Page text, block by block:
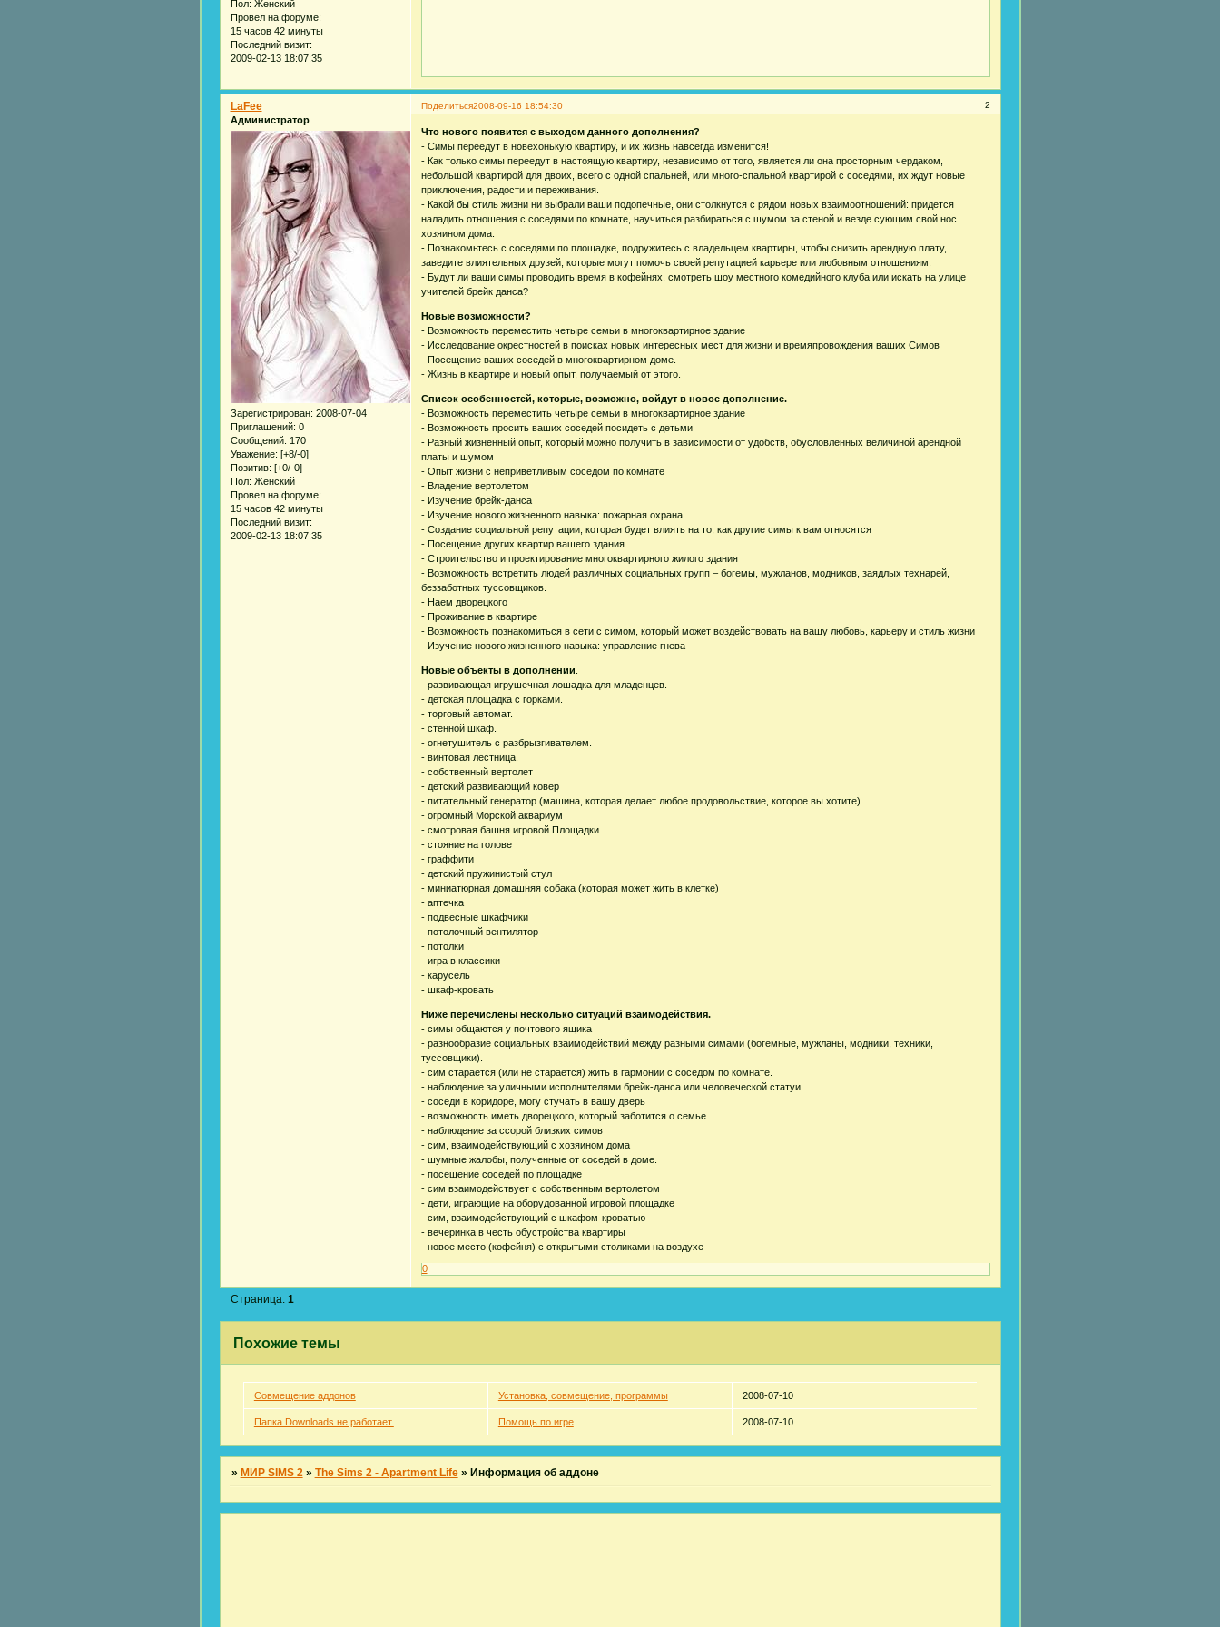
Пол: Женский
Провел на форуме:
15 часов 42 минуты
Последний визит:
2009-02-13 18:07:35
Поделиться 2
2008-09-16 18:54:30
LaFee
Администратор
Зарегистрирован: 2008-07-04
Приглашений: 0
Сообщений: 170
Уважение: [+8/-0]
Позитив: [+0/-0]
Пол: Женский
Провел на форуме:
15 часов 42 минуты
Последний визит:
2009-02-13 18:07:35
Что нового появится с выходом данного дополнения?
- Симы переедут в новехонькую квартиру, и их жизнь навсегда изменится!
- Как только симы переедут в настоящую квартиру, независимо от того, является ли она просторным чердаком,
небольшой квартирой для двоих, всего с одной спальней, или много-спальной квартирой с соседями, их ждут новые
приключения, радости и переживания.
- Какой бы стиль жизни ни выбрали ваши подопечные, они столкнутся с рядом новых взаимоотношений: придется
наладить отношения с соседями по комнате, научиться разбираться с шумом за стеной и везде сующим свой нос
хозяином дома.
- Познакомьтесь с соседями по площадке, подружитесь с владельцем квартиры, чтобы снизить арендную плату,
заведите влиятельных друзей, которые могут помочь своей репутацией карьере или любовным отношениям.
- Будут ли ваши симы проводить время в кофейнях, смотреть шоу местного комедийного клуба или искать на улице
учителей брейк данса?
Новые возможности?
- Возможность переместить четыре семьи в многоквартирное здание
- Исследование окрестностей в поисках новых интересных мест для жизни и времяпровождения ваших Симов
- Посещение ваших соседей в многоквартирном доме.
- Жизнь в квартире и новый опыт, получаемый от этого.
Список особенностей, которые, возможно, войдут в новое дополнение.
- Возможность переместить четыре семьи в многоквартирное здание
- Возможность просить ваших соседей посидеть с детьми
- Разный жизненный опыт, который можно получить в зависимости от удобств, обусловленных величиной арендной
платы и шумом
- Опыт жизни с неприветливым соседом по комнате
- Владение вертолетом
- Изучение брейк-данса
- Изучение нового жизненного навыка: пожарная охрана
- Создание социальной репутации, которая будет влиять на то, как другие симы к вам относятся
- Посещение других квартир вашего здания
- Строительство и проектирование многоквартирного жилого здания
- Возможность встретить людей различных социальных групп – богемы, мужланов, модников, заядлых технарей,
беззаботных туссовщиков.
- Наем дворецкого
- Проживание в квартире
- Возможность познакомиться в сети с симом, который может воздействовать на вашу любовь, карьеру и стиль жизни
- Изучение нового жизненного навыка: управление гнева
Новые объекты в дополнении
- развивающая игрушечная лошадка для младенцев.
- детская площадка с горками.
- торговый автомат.
- стенной шкаф.
- огнетушитель с разбрызгивателем.
- винтовая лестница.
- собственный вертолет
- детский развивающий ковер
- питательный генератор (машина, которая делает любое продовольствие, которое вы хотите)
- огромный Морской аквариум
- смотровая башня игровой Площадки
- стояние на голове
- граффити
- детский пружинистый стул
- миниатюрная домашняя собака (которая может жить в клетке)
- аптечка
- подвесные шкафчики
- потолочный вентилятор
- потолки
- игра в классики
- карусель
- шкаф-кровать
Ниже перечислены несколько ситуаций взаимодействия.
- симы общаются у почтового ящика
- разнообразие социальных взаимодействий между разными симами (богемные, мужланы, модники, техники,
туссовщики).
- сим старается (или не старается) жить в гармонии с соседом по комнате.
- наблюдение за уличными исполнителями брейк-данса или человеческой статуи
- соседи в коридоре, могу стучать в вашу дверь
- возможность иметь дворецкого, который заботится о семье
- наблюдение за ссорой близких симов
- сим, взаимодействующий с хозяином дома
- шумные жалобы, полученные от соседей в доме.
- посещение соседей по площадке
- сим взаимодействует с собственным вертолетом
- дети, играющие на оборудованной игровой площадке
- сим, взаимодействующий с шкафом-кроватью
- вечеринка в честь обустройства квартиры
- новое место (кофейня) с открытыми столиками на воздухе
0
Страница: 1
Похожие темы
Совмещение аддонов Установка, совмещение, программы 2008-07-10
Папка Downloads не работает. Помощь по игре 2008-07-10
» МИР SIMS 2 » The Sims 2 - Apartment Life » Информация об аддоне